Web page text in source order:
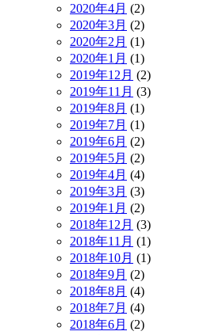
2020年4月 (2)
2020年3月 (2)
2020年2月 (1)
2020年1月 (1)
2019年12月 (2)
2019年11月 (3)
2019年8月 (1)
2019年7月 (1)
2019年6月 (2)
2019年5月 (2)
2019年4月 (4)
2019年3月 (3)
2019年1月 (2)
2018年12月 (3)
2018年11月 (1)
2018年10月 (1)
2018年9月 (2)
2018年8月 (4)
2018年7月 (4)
2018年6月 (2)